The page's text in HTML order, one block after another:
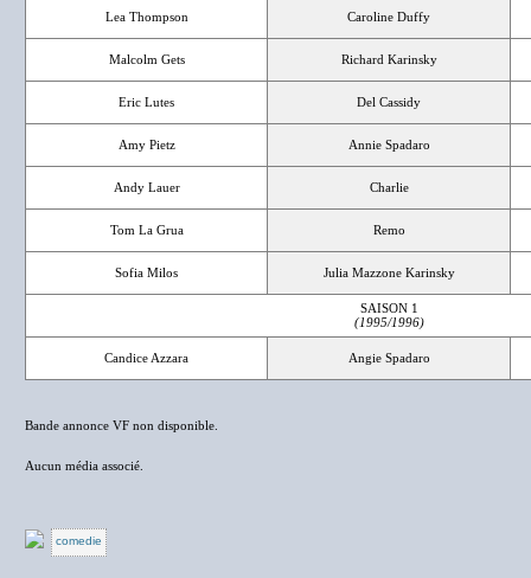
Lea Thompson Caroline Duffy
Malcolm Gets Richard Karinsky
Eric Lutes Del Cassidy
Amy Pietz Annie Spadaro
Andy Lauer Charlie
Tom La Grua Remo
Sofia Milos Julia Mazzone Karinsky
SAISON 1
(1995/1996)
Candice Azzara Angie Spadaro
Bande annonce VF non disponible.
Aucun média associé.
comedie